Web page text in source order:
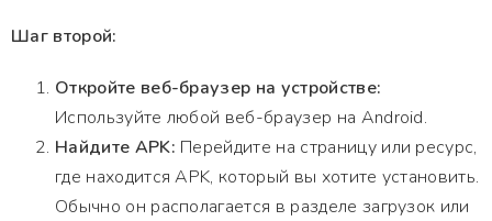
Шаг второй:
Откройте веб-браузер на устройстве:
Используйте любой веб-браузер на Android.
Найдите APK: Перейдите на страницу или ресурс,
где находится APK, который вы хотите установить.
Обычно он располагается в разделе загрузок или